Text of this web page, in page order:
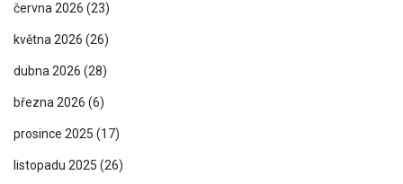
června 2026 (23)
května 2026 (26)
dubna 2026 (28)
března 2026 (6)
prosince 2025 (17)
listopadu 2025 (26)